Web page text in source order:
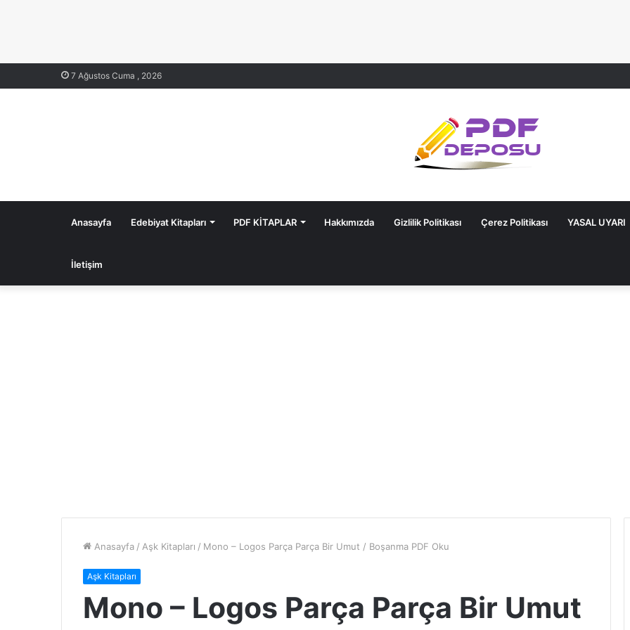
7 Ağustos Cuma , 2026
Anasayfa Edebiyat Kitapları PDF KİTAPLAR Hakkımızda Gizlilik Politikası Çerez Politikası YASAL UYARI
İletişim
Anasayfa / Aşk Kitapları / Mono – Logos Parça Parça Bir Umut / Boşanma PDF Oku
Aşk Kitapları
Mono – Logos Parça Parça Bir Umut